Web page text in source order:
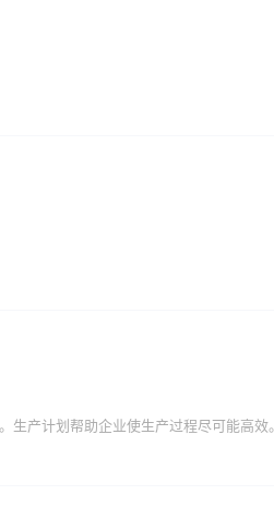
产计划帮助企业使生产过程尽可能高效。